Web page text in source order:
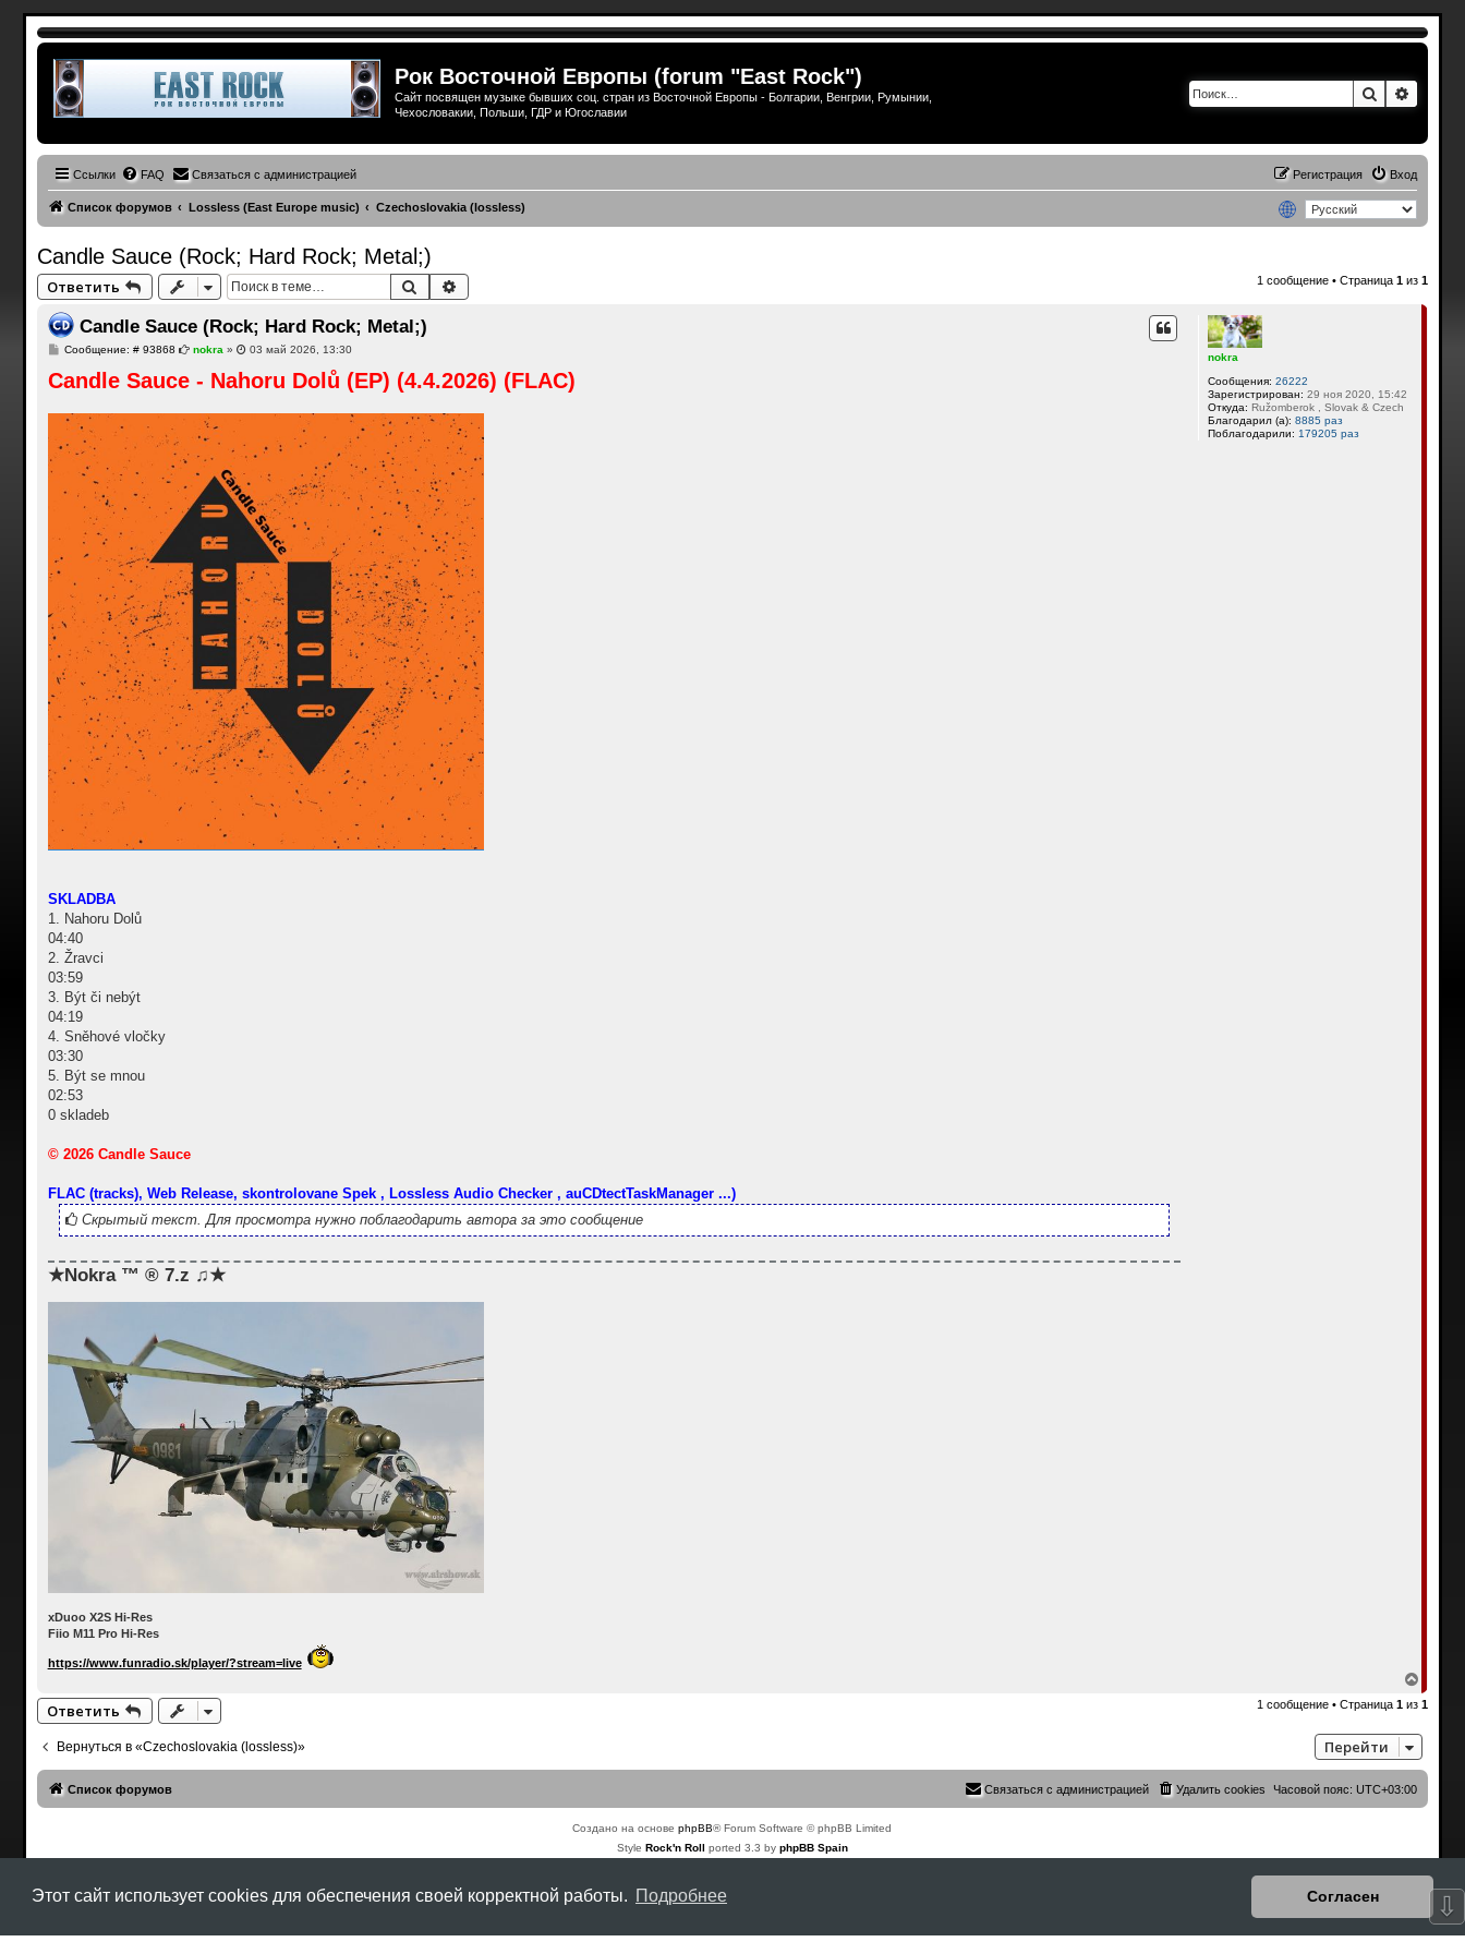
Этот сайт использует cookies для обеспечения своей корректной работы. Подробнее Согласен
Рок Восточной Европы (forum "East Rock")
Сайт посвящен музыке бывших соц. стран из Восточной Европы - Болгарии, Венгрии, Румынии,
Чехословакии, Польши, ГДР и Югославии
Поиск
Ссылки FAQ Связаться с администрацией Вход
Регистрация
Список форумов Lossless (East Europe music) Czechoslovakia (lossless)
Candle Sauce (Rock; Hard Rock; Metal;)
Ответить Поиск 1 сообщение • Страница1 из1
nokra
Сообщения: 26222
Зарегистрирован: 29 ноя 2020, 15:42
Откуда: Ružomberok , Slovak & Czech
Благодарил (а): 8885 раз
Поблагодарили: 179205 раз
Candle Sauce (Rock; Hard Rock; Metal;)
Сообщение: # 93868 С
о
б
е
и
е
nokra » 03 май 2026, 13:30
Candle Sauce - Nahoru Dolů (EP) (4.4.2026) (FLAC)
SKLADBA
1. Nahoru Dolů
04:40
2. Žravci
03:59
3. Být či nebýt
04:19
4. Sněhové vločky
03:30
5. Být se mnou
02:53
0 skladeb
© 2026 Candle Sauce
FLAC (tracks), Web Release, skontrolovane Spek , Lossless Audio Checker , auCDtectTaskManager ...)
Скрытый текст. Для просмотра нужно поблагодарить автора за это сообщение
★Nokra ™ ® 7.z ♫★
xDuoo X2S Hi-Res
Fiio M11 Pro Hi-Res
https://www.funradio.sk/player/?stream=live
е
р
у
т
ь
я
ч
а
Ответить 1 сообщение • Страница1 из1
Вернуться в «Czechoslovakia (lossless)» Перейти
Список форумов Часовой пояс:UTC+03:00
Удалить cookies
Связаться с администрацией
Создано на основеphpBB® Forum Software © phpBB Limited
Style Rock'n Roll ported 3.3 by phpBB Spain
Конфиденциальность
⇩